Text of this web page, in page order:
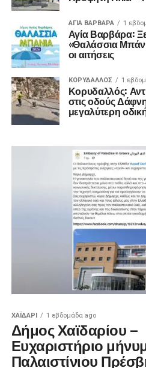
ΑΓΙΑ ΒΑΡΒΑΡΑ 1
Αγία Βαρβάρα:
«Θαλάσσια
οι αιτήσεις
ΚΟΡΥΔΑΛΛΟΣ 1
Κορυδαλλός:
στις οδούς
μεγαλύτερη
ΧΑΪΔΑΡΙ 1 εβδομάδα ago
Δήμος Χαϊδαρίου –
Ευχαριστήριο
Παλαιστίνιου